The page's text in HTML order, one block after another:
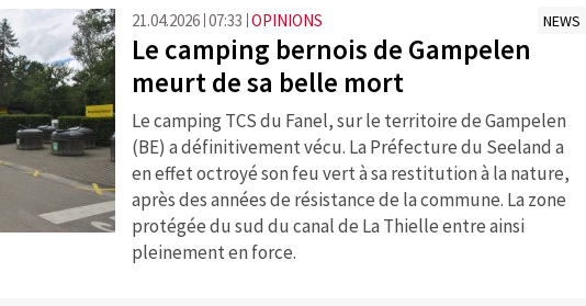
21.04.2026 07:33 OPINIONS NEWS
Le camping bernois de Gampelen
meurt de sa belle mort
Le camping TCS du Fanel, sur le territoire de Gampelen
(BE) a définitivement vécu. La Préfecture du Seeland a
en effet octroyé son feu vert à sa restitution à la nature,
après des années de résistance de la commune. La zone
protégée du sud du canal de La Thielle entre ainsi
pleinement en force.